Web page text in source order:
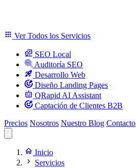
Ver Todos los Servicios
SEO Local
Auditoría SEO
Desarrollo Web
Diseño Landing Pages
QRapid AI Assistant
Captación de Clientes B2B
Precios Nosotros Nuestro Blog Contacto
Inicio
Servicios